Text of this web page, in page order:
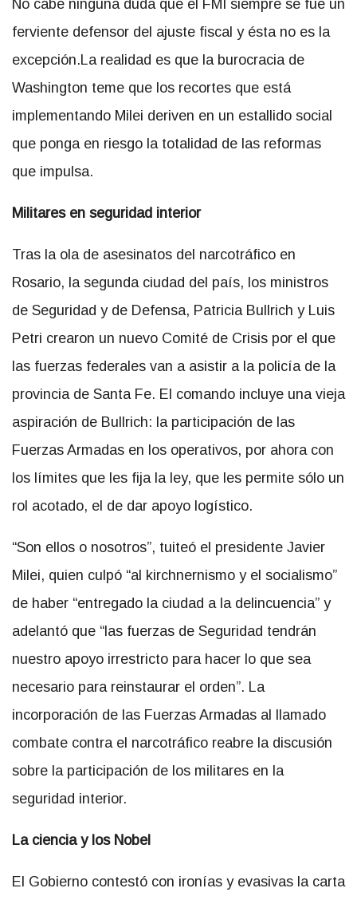
No cabe ninguna duda que el FMI siempre se fue un
ferviente defensor del ajuste fiscal y ésta no es la
excepción.La realidad es que la burocracia de
Washington teme que los recortes que está
implementando Milei deriven en un estallido social
que ponga en riesgo la totalidad de las reformas
que impulsa.
Militares en seguridad interior
Tras la ola de asesinatos del narcotráfico en
Rosario, la segunda ciudad del país, los ministros
de Seguridad y de Defensa, Patricia Bullrich y Luis
Petri crearon un nuevo Comité de Crisis por el que
las fuerzas federales van a asistir a la policía de la
provincia de Santa Fe. El comando incluye una vieja
aspiración de Bullrich: la participación de las
Fuerzas Armadas en los operativos, por ahora con
los límites que les fija la ley, que les permite sólo un
rol acotado, el de dar apoyo logístico.
“Son ellos o nosotros”, tuiteó el presidente Javier
Milei, quien culpó “al kirchnernismo y el socialismo”
de haber “entregado la ciudad a la delincuencia” y
adelantó que “las fuerzas de Seguridad tendrán
nuestro apoyo irrestricto para hacer lo que sea
necesario para reinstaurar el orden”. La
incorporación de las Fuerzas Armadas al llamado
combate contra el narcotráfico reabre la discusión
sobre la participación de los militares en la
seguridad interior.
La ciencia y los Nobel
El Gobierno contestó con ironías y evasivas la carta